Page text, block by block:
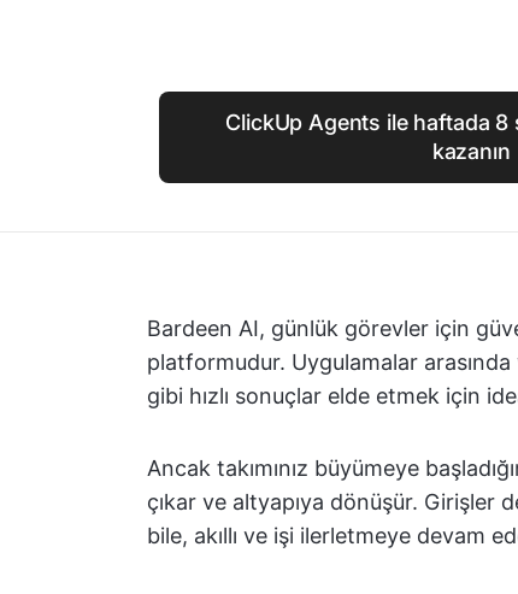
ClickUp Agents ile haftada 8
kazanın
Bardeen AI, günlük görevler için
platformudur. Uygulamalar
gibi hızlı sonuçlar elde etmek için
Ancak takımınız büyümeye
çıkar ve altyapıya dönüşür. Girişler
bile, akıllı ve işi ilerletmeye devam